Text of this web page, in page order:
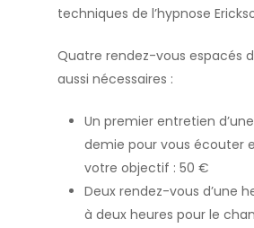
techniques de l’hypnose
Quatre rendez-vous espacés
aussi nécessaires :
Un premier entretien
demie pour vous écouter
votre objectif : 50 €
Deux rendez-vous d’une
à deux heures pour le